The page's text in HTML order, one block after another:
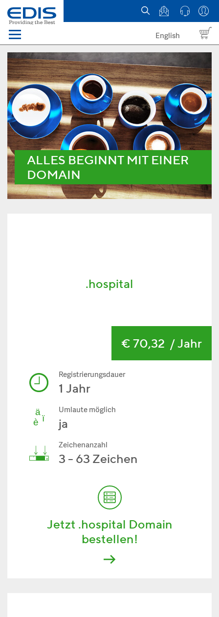
Menü
Domains
Webhosting Österreich
News
über EDIS
English
ALLES BEGINNT MIT EINER
DOMAIN
.hospital
€ 70,32 / Jahr
Registrierungsdauer
1 Jahr
Umlaute möglich
ja
Zeichenanzahl
3 - 63 Zeichen
Jetzt .hospital Domain
bestellen!